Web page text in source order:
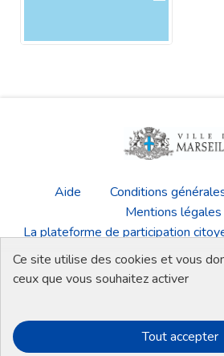
Aide
Conditions
Mentions légales
La plateforme de participation
Marseille
Télécharger les fichiers
Ce site utilise des cookies et vous
ceux que vous souhaitez activer
Tout accepter